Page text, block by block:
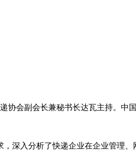
协会副会长兼秘书长达瓦主持。中
入分析了快递企业在企业管理、